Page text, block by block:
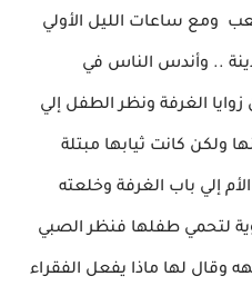
ومع ساعات الليل الأولي
.. وأندس الناس في
زوايا الغرفة ونظر الطفل إلي
ولكن كانت ثيابها مبتلة
إلي باب الغرفة وخلعته
لتحمي طفلها فنظر الصبي
وقال لها ماذا يفعل الفقراء